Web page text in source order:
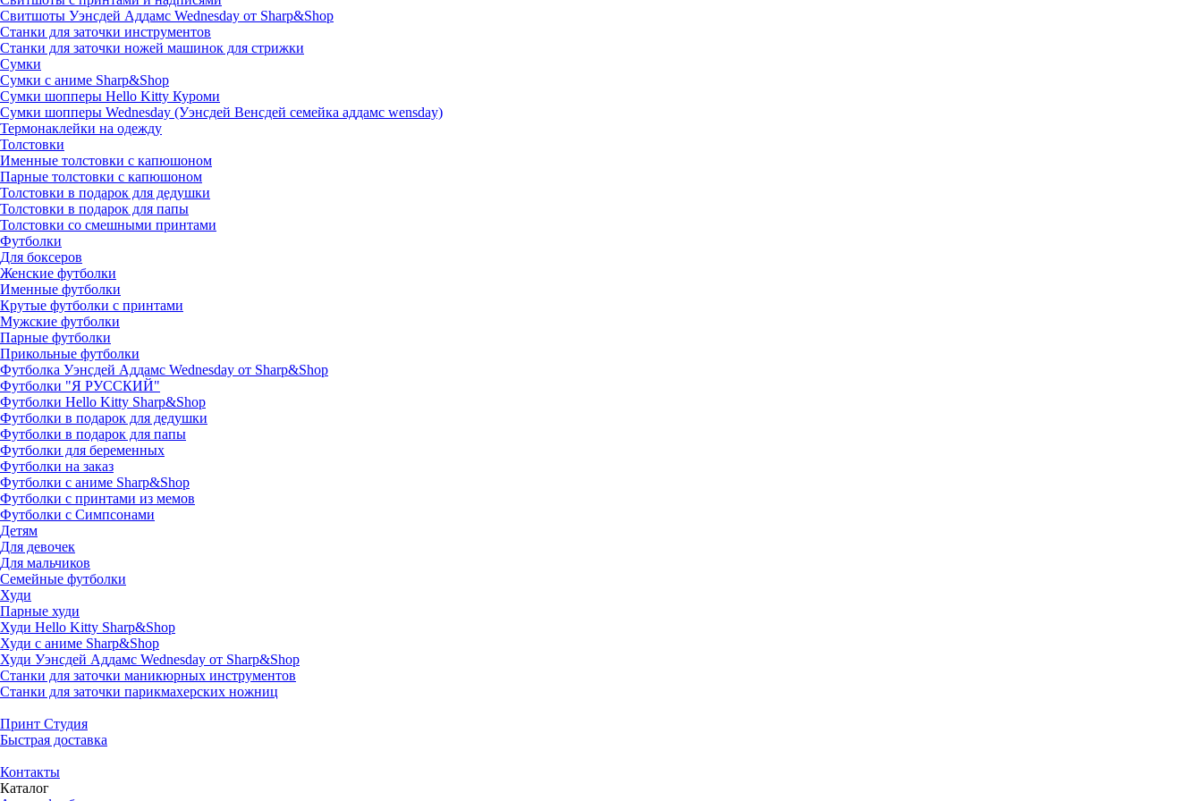
Свитшоты Уэнсдей Аддамс Wednesday от Sharp&Shop
Станки для заточки инструментов
Станки для заточки ножей машинок для стрижки
Сумки
Сумки с аниме Sharp&Shop
Сумки шопперы Hello Kitty Куроми
Сумки шопперы Wednesday (Уэнсдей Венсдей семейка аддамс wensday)
Термонаклейки на одежду
Толстовки
Именные толстовки с капюшоном
Парные толстовки с капюшоном
Толстовки в подарок для дедушки
Толстовки в подарок для папы
Толстовки со смешными принтами
Футболки
Для боксеров
Женские футболки
Именные футболки
Крутые футболки с принтами
Мужские футболки
Парные футболки
Прикольные футболки
Футболка Уэнсдей Аддамс Wednesday от Sharp&Shop
Футболки "Я РУССКИЙ"
Футболки Hello Kitty Sharp&Shop
Футболки в подарок для дедушки
Футболки в подарок для папы
Футболки для беременных
Футболки на заказ
Футболки с аниме Sharp&Shop
Футболки с принтами из мемов
Футболки с Симпсонами
Детям
Для девочек
Для мальчиков
Семейные футболки
Худи
Парные худи
Худи Hello Kitty Sharp&Shop
Худи с аниме Sharp&Shop
Худи Уэнсдей Аддамс Wednesday от Sharp&Shop
Станки для заточки маникюрных инструментов
Станки для заточки парикмахерских ножниц
Принт Студия
Быстрая доставка
Контакты
Каталог